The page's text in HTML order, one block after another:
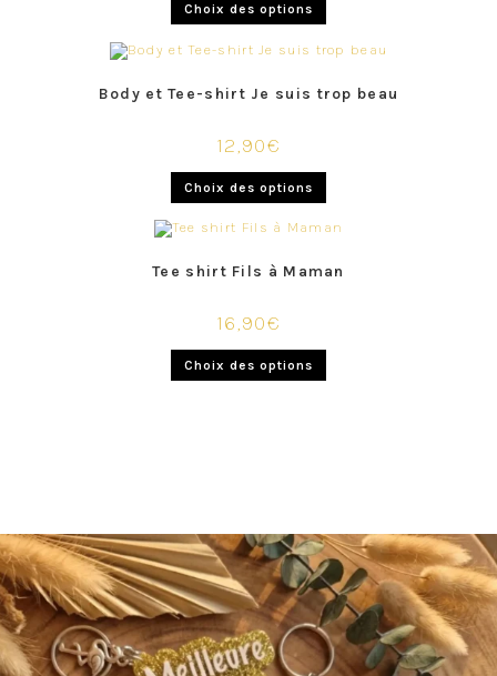
Choix des options
Body et Tee-shirt Je suis trop beau
12,90€
Choix des options
Tee shirt Fils à Maman
16,90€
Choix des options